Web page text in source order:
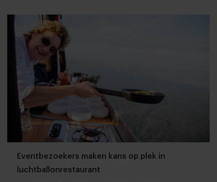
Eventbezoekers maken kans op plek in
luchtballonrestaurant